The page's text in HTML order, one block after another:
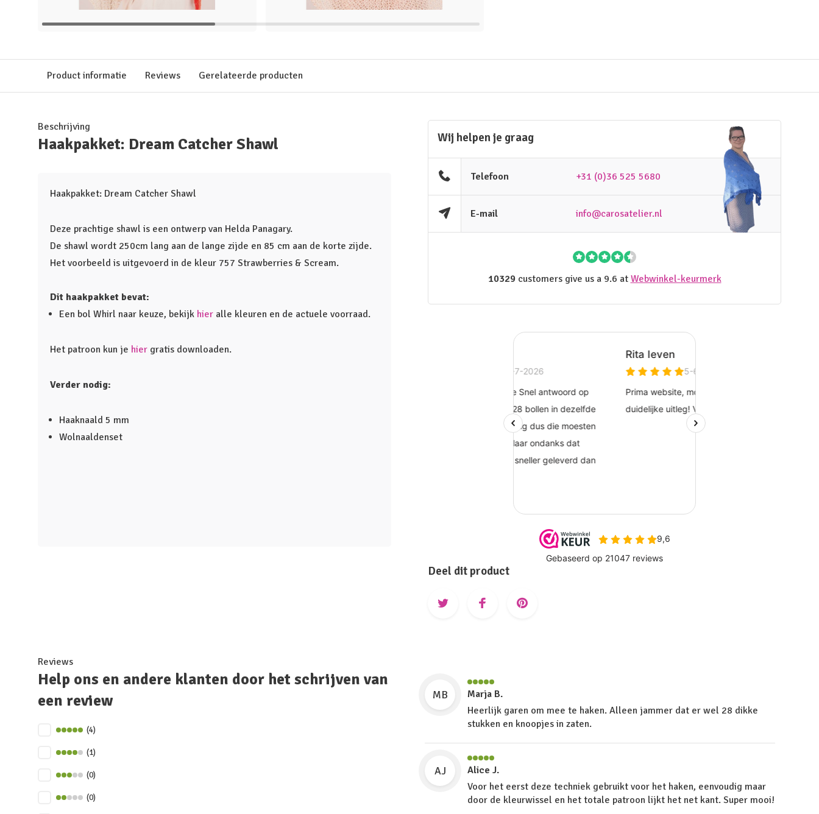
Product informatie Reviews Gerelateerde producten
Beschrijving
Haakpakket: Dream Catcher Shawl
Haakpakket: Dream Catcher Shawl
Deze prachtige shawl is een ontwerp van Helda Panagary.
De shawl wordt 250cm lang aan de lange zijde en 85 cm aan de korte zijde.
Het voorbeeld is uitgevoerd in de kleur 757 Strawberries & Scream.
Dit haakpakket bevat:
Een bol Whirl naar keuze, bekijk hier alle kleuren en de actuele voorraad.
Het patroon kun je hier gratis downloaden.
Verder nodig:
Haaknaald 5 mm
Wolnaaldenset
Wij helpen je graag
Telefoon +31 (0)36 525 5680
E-mail info@carosatelier.nl
10329customers give us a 9.6 at Webwinkel-keurmerk
Deel dit product
Reviews
Help ons en andere klanten door het schrijven van
een review
(4)
(1)
(0)
(0)
MB
Marja B.
Heerlijk garen om mee te haken. Alleen jammer dat er wel 28 dikke
stukken en knoopjes in zaten.
AJ
Alice J.
Voor het eerst deze techniek gebruikt voor het haken, eenvoudig maar
door de kleurwissel en het totale patroon lijkt het net kant. Super mooi!